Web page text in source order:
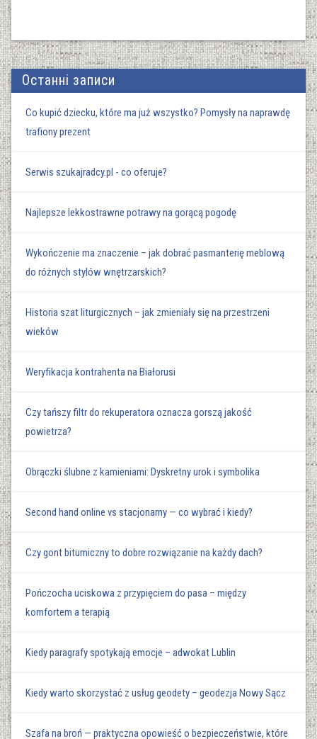
Останні записи
Co kupić dziecku, które ma już wszystko? Pomysły na naprawdę
trafiony prezent
Serwis szukajradcy.pl - co oferuje?
Najlepsze lekkostrawne potrawy na gorącą pogodę
Wykończenie ma znaczenie – jak dobrać pasmanterię meblową
do różnych stylów wnętrzarskich?
Historia szat liturgicznych – jak zmieniały się na przestrzeni
wieków
Weryfikacja kontrahenta na Białorusi
Czy tańszy filtr do rekuperatora oznacza gorszą jakość
powietrza?
Obrączki ślubne z kamieniami: Dyskretny urok i symbolika
Second hand online vs stacjonarny — co wybrać i kiedy?
Czy gont bitumiczny to dobre rozwiązanie na każdy dach?
Pończocha uciskowa z przypięciem do pasa – między
komfortem a terapią
Kiedy paragrafy spotykają emocje – adwokat Lublin
Kiedy warto skorzystać z usług geodety – geodezja Nowy Sącz
Szafa na broń — praktyczna opowieść o bezpieczeństwie, które